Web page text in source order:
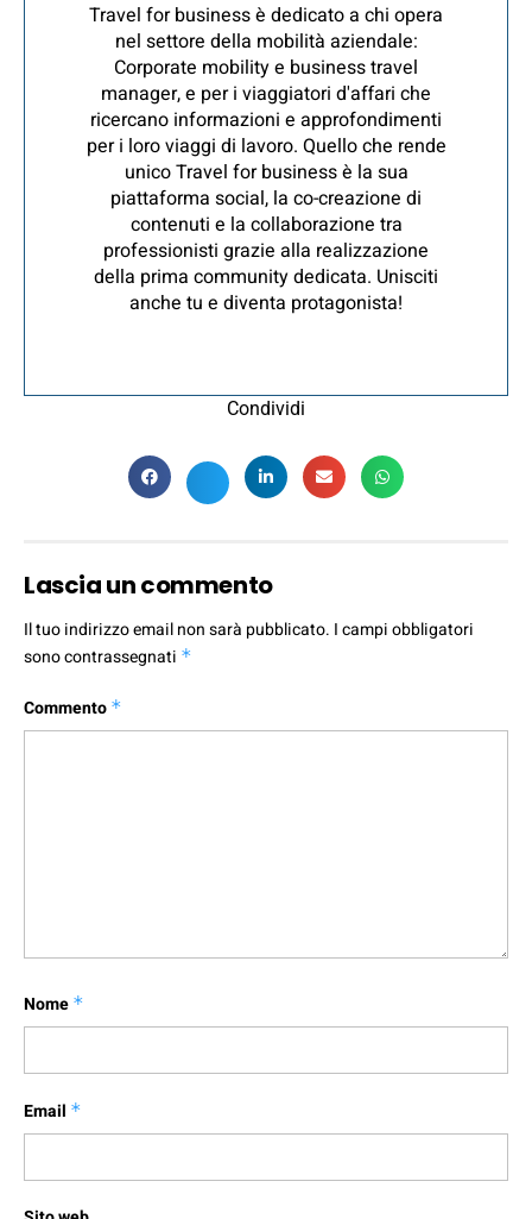
Travel for business è dedicato a chi opera
nel settore della mobilità aziendale:
Corporate mobility e business travel
manager, e per i viaggiatori d'affari che
ricercano informazioni e approfondimenti
per i loro viaggi di lavoro. Quello che rende
unico Travel for business è la sua
piattaforma social, la co-creazione di
contenuti e la collaborazione tra
professionisti grazie alla realizzazione
della prima community dedicata. Unisciti
anche tu e diventa protagonista!
Condividi
Lascia un commento
Il tuo indirizzo email non sarà pubblicato. I campi obbligatori
sono contrassegnati *
Commento *
Nome *
Email *